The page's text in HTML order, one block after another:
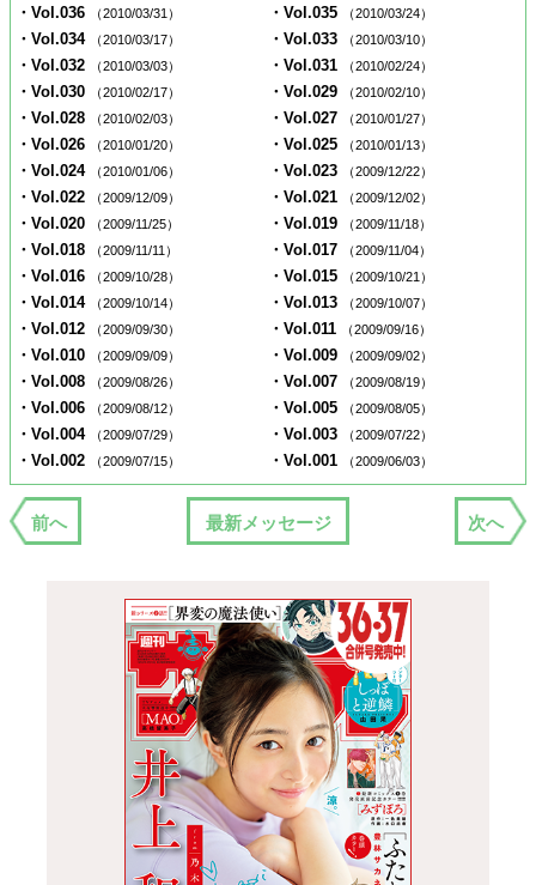
・Vol.036 （2010/03/31） ・Vol.035 （2010/03/24）
・Vol.034 （2010/03/17） ・Vol.033 （2010/03/10）
・Vol.032 （2010/03/03） ・Vol.031 （2010/02/24）
・Vol.030 （2010/02/17） ・Vol.029 （2010/02/10）
・Vol.028 （2010/02/03） ・Vol.027 （2010/01/27）
・Vol.026 （2010/01/20） ・Vol.025 （2010/01/13）
・Vol.024 （2010/01/06） ・Vol.023 （2009/12/22）
・Vol.022 （2009/12/09） ・Vol.021 （2009/12/02）
・Vol.020 （2009/11/25） ・Vol.019 （2009/11/18）
・Vol.018 （2009/11/11） ・Vol.017 （2009/11/04）
・Vol.016 （2009/10/28） ・Vol.015 （2009/10/21）
・Vol.014 （2009/10/14） ・Vol.013 （2009/10/07）
・Vol.012 （2009/09/30） ・Vol.011 （2009/09/16）
・Vol.010 （2009/09/09） ・Vol.009 （2009/09/02）
・Vol.008 （2009/08/26） ・Vol.007 （2009/08/19）
・Vol.006 （2009/08/12） ・Vol.005 （2009/08/05）
・Vol.004 （2009/07/29） ・Vol.003 （2009/07/22）
・Vol.002 （2009/07/15） ・Vol.001 （2009/06/03）
前へ 最新メッセージ 次へ